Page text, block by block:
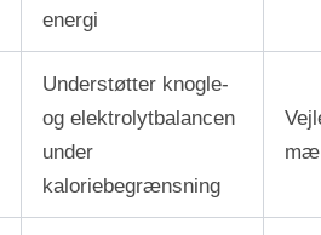
energi
Understøtter knogle-
og elektrolytbalancen
under
kaloriebegrænsning